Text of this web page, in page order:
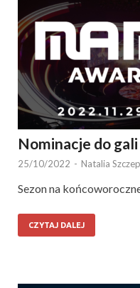
Nominacje do
25/10/2022 - Natalia
Sezon na
CZYTAJ DALEJ